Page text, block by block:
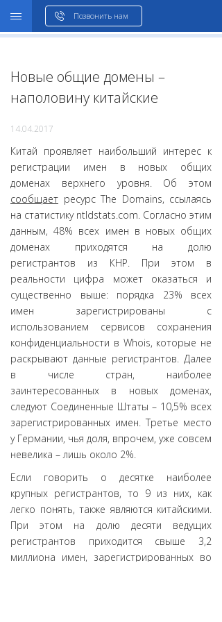
Позвонить нам
Новые общие домены –
наполовину китайские
14.04.2017
Китай проявляет наибольший интерес к
регистрации имен в новых общих
доменах верхнего уровня. Об этом
сообщает ресурс The Domains, ссылаясь
на статистику ntldstats.com. Согласно этим
данным, 48% всех имен в новых общих
доменах приходятся на долю
регистрантов из КНР. При этом в
реальности цифра может оказаться и
существенно выше: порядка 23% всех
имен зарегистрированы с
использованием сервисов сохранения
конфиденциальности в Whois, которые не
раскрывают данные регистрантов. Далее
в числе стран, наиболее
заинтересованных в новых доменах,
следуют Соединенные Штаты – 10,5% всех
зарегистрированных имен. Третье место
у Германии, чья доля, впрочем, уже совсем
невелика – лишь около 2%.
Если говорить о десятке наиболее
крупных регистрантов, то 9 из них, как
легко понять, также являются китайскими.
При этом на долю десяти ведущих
регистрантов приходится свыше 3,2
миллиона имен, зарегистрированных во